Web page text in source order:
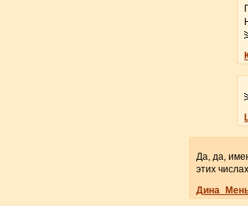
Да, да,
этих